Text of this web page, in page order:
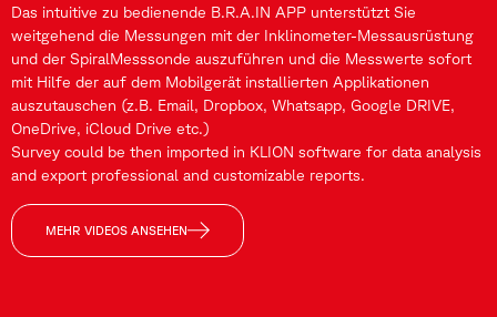
Das intuitive zu bedienende B.R.A.IN APP unterstützt Sie
weitgehend die Messungen mit der Inklinometer-Messausrüstung
und der SpiralMesssonde auszuführen und die Messwerte sofort
mit Hilfe der auf dem Mobilgerät installierten Applikationen
auszutauschen (z.B. Email, Dropbox, Whatsapp, Google DRIVE,
OneDrive, iCloud Drive etc.)
Survey could be then imported in KLION software for data analysis
and export professional and customizable reports.
MEHR VIDEOS ANSEHEN